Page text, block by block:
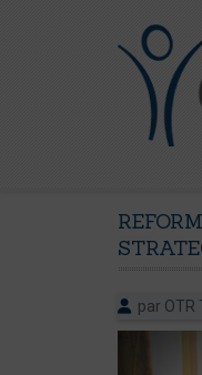
par OTR